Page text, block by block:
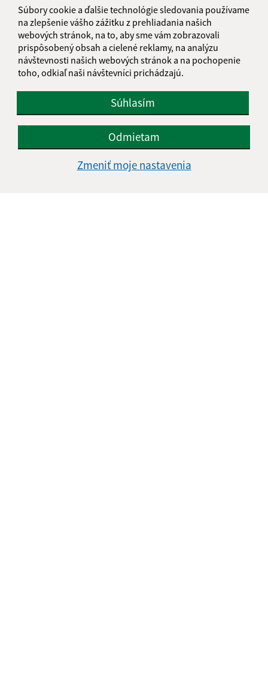
Súbory cookie a ďalšie technológie sledovania používame
na zlepšenie vášho zážitku z prehliadania našich
webových stránok, na to, aby sme vám zobrazovali
prispôsobený obsah a cielené reklamy, na analýzu
návštevnosti našich webových stránok a na pochopenie
toho, odkiaľ naši návštevníci prichádzajú.
Súhlasím
Odmietam
Zmeniť moje nastavenia
Štvrtok:
nestránkový deň
Piatok:
08:00 - 12:00
Obedňajšia prestávka:12:00 - 13:00
Stavebný úrad nemá v piatok stránkový deň.
Kontakt:
Obecný úrad Rovinka
Hlavná 350/95
900 41 Rovinka